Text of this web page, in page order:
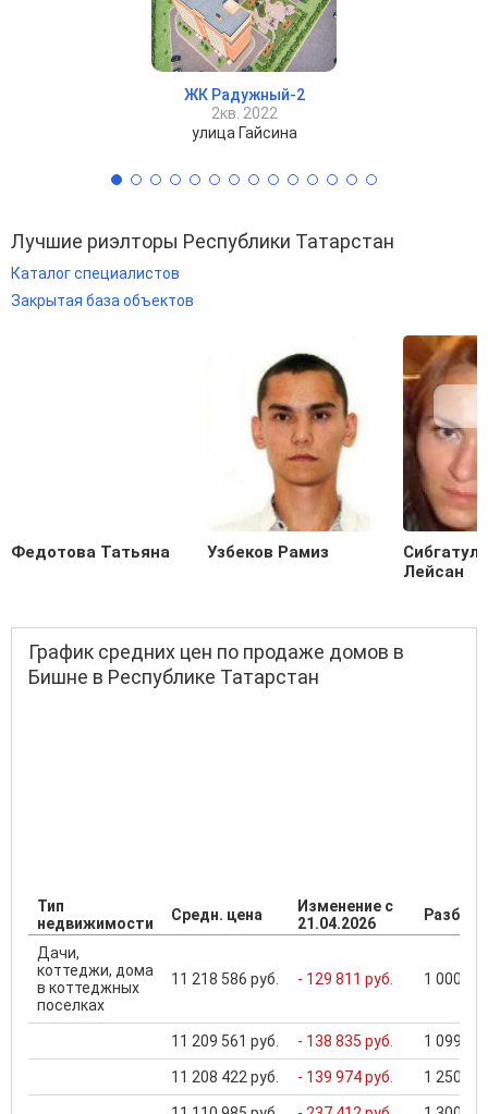
ЖК Радужный-2
2кв. 2022
улица Гайсина
Лучшие риэлторы Республики Татарстан
Каталог специалистов
Закрытая база объектов
Федотова Татьяна Узбеков Рамиз
Лейсан
График средних цен по продаже домов в
Бишне в Республике Татарстан
Тип
недвижимости
Средн. цена
Изменение с
21.04.2026
Дачи,
коттеджи, дома
в коттеджных
поселках
11 218 586 руб. - 129 811 руб. 1 000
11 209 561 руб. - 138 835 руб. 1 099
11 208 422 руб. - 139 974 руб. 1 250